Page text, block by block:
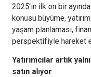
2025’in ilk on bir
konusu büyüme,
yaşam planlaması,
perspektifiyle hareket
Yatırımcılar artık
satın alıyor